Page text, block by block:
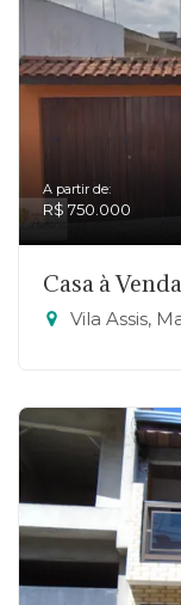
A partir de:
R$ 750.000
Casa à
Vila Assis,